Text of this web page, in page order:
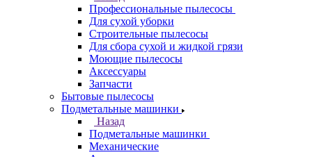
Профессиональные пылесосы
Для сухой уборки
Строительные пылесосы
Для сбора сухой и жидкой грязи
Моющие пылесосы
Аксессуары
Запчасти
Бытовые пылесосы
Подметальные машинки
Назад
Подметальные машинки
Механические